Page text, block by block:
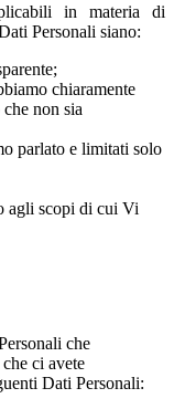
in materia di
Personali siano:
chiaramente
non sia
parlato e limitati solo
agli scopi di cui Vi
che
ci avete
Dati Personali: